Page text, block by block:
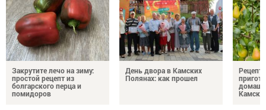
Закрутите лечо на зиму:
простой рецепт из
болгарского перца и
помидоров
День двора в Камских
Полянах: как прошел